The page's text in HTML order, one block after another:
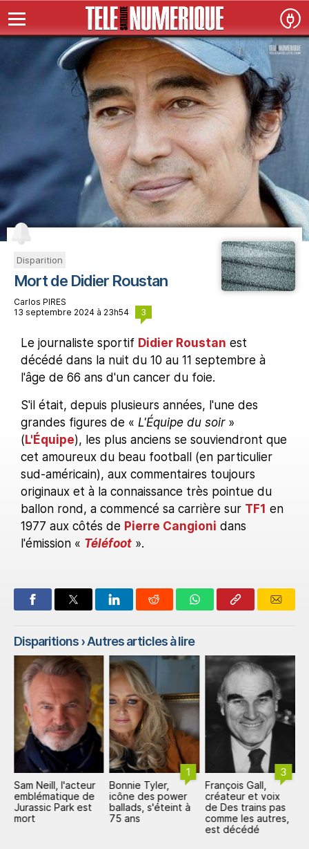
Disparition
Mort de Didier Roustan
Carlos PIRES
13 septembre 2024 à 23h54
3
Le journaliste sportif Didier Roustan est
décédé dans la nuit du 10 au 11 septembre à
l'âge de 66 ans d'un cancer du foie.
S'il était, depuis plusieurs années, l'une des
grandes figures de « L'Équipe du soir »
( L'Équipe), les plus anciens se souviendront que
cet amoureux du beau football (en particulier
sud-américain), aux commentaires toujours
originaux et à la connaissance très pointue du
ballon rond, a commencé sa carrière sur TF1 en
1977 aux côtés de Pierre Cangioni dans
l'émission « Téléfoot ».
Disparitions› Autres articles à lire
Sam Neill, l'acteur
emblématique de
Jurassic Park est
mort
1
Bonnie Tyler,
icône des power
ballads, s'éteint à
75 ans
3
François Gall,
créateur et voix
de Des trains pas
comme les autres,
est décédé